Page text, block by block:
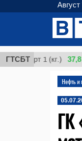
ГТСБТ
сорт 1 (кг.) 37,8 ТМТ
Нефть и
ГК